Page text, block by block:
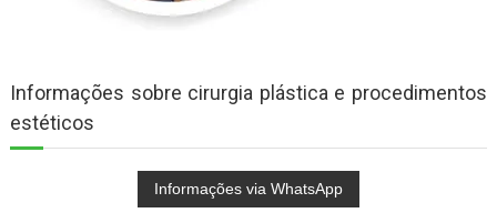
Informações sobre cirurgia plástica e procedimentos
estéticos